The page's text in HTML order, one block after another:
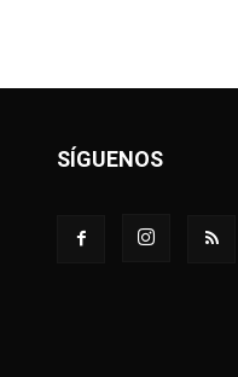
SÍGUENOS